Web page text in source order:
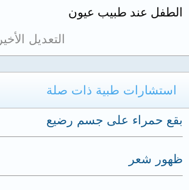
الطفل عند طبيب عيون
التعديل
استشارات طبية ذات صلة
بقع حمراء على جسم رضيع
ظهور شعر